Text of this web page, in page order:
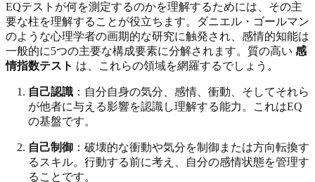
EQテストが何を測定するのかを理解するためには、その主
要な柱を理解することが役立ちます。ダニエル・ゴールマン
のような心理学者の画期的な研究に触発され、感情的知能は
一般的に5つの主要な構成要素に分解されます。質の高い 感
情指数テスト は、これらの領域を網羅するでしょう。
自己認識 ：自分自身の気分、感情、衝動、そしてそれら
が他者に与える影響を認識し理解する能力。これはEQ
の基盤です。
自己制御 ：破壊的な衝動や気分を制御または方向転換す
るスキル。行動する前に考え、自分の感情状態を管理す
ることです。